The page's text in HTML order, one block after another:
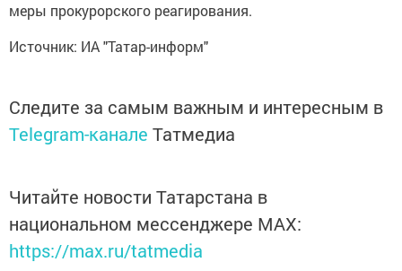
меры прокурорского реагирования.
Источник: ИА "Татар-информ"
Следите за самым важным и интересным в
Telegram-канале Татмедиа
Читайте новости Татарстана в
национальном мессенджере MАХ:
https://max.ru/tatmedia